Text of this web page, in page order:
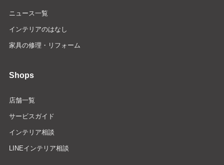
ニュース一覧
インテリアのはなし
家具の修理・リフォーム
Shops
店舗一覧
サービスガイド
インテリア相談
LINEインテリア相談